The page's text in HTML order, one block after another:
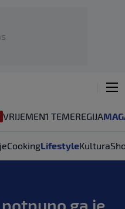
VRIJEMEN1 TEMEREGIJA
CookingLifestyleKultura
ga je